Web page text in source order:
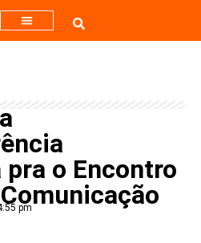
o Encontro
pm